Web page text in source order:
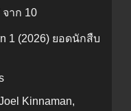
จาก 10
1 (2026) ยอดนักสืบ
Kinnaman,